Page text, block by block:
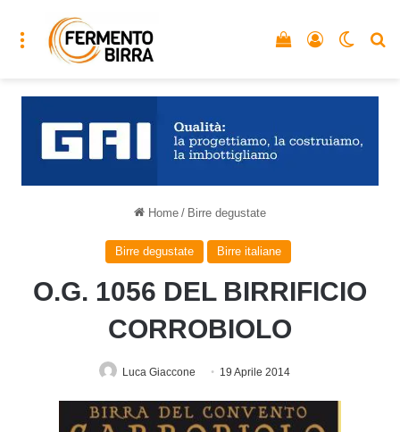
Menu Accedi
Vedi il carrello
Home / Birre degustate
Birre degustate Birre italiane
O.G. 1056 DEL BIRRIFICIO
CORROBIOLO
Luca Giaccone 19 Aprile 2014